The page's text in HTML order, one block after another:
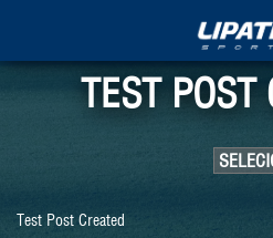
TEST POST
Test Post Created